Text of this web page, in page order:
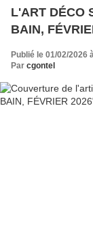
L'ART DÉCO
BAIN,
Publié le 01/02/2026
Par cgontel